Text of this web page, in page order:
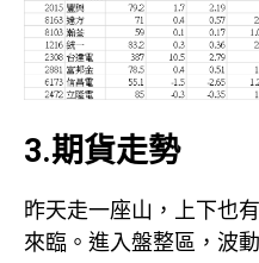
3.期貨走勢
昨天走一座山，上下也
來臨。進入盤整區，波